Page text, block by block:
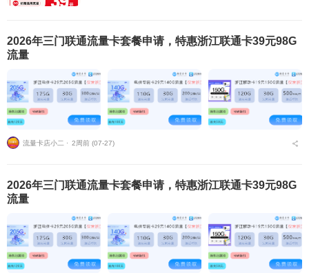
2026年三门联通流量卡套餐申请，特惠浙江联通卡39元98G
流量
流量卡店小二 ⋅ 2周前 (07-27)
2026年三门联通流量卡套餐申请，特惠浙江联通卡39元98G
流量